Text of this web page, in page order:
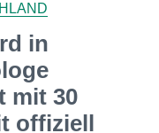
in
mit 30
offiziell